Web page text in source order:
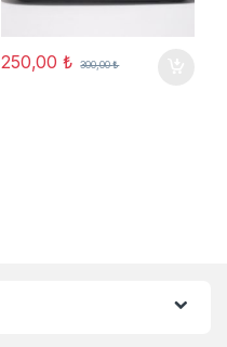
250,00₺ 300,00₺